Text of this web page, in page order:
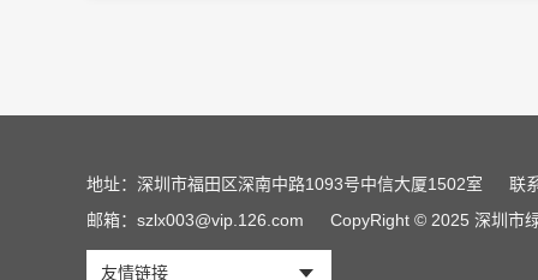
地址：深圳市福田区深南中路1093号中信大厦1502室
联
邮箱：szlx003@vip.126.com
CopyRight © 2025 深圳市
友情链接